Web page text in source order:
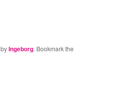
byIngeborg. Bookmark the